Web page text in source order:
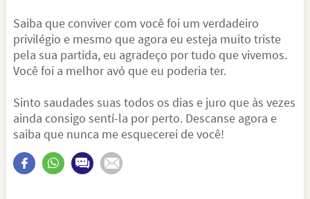
Saiba que conviver com você foi um verdadeiro
privilégio e mesmo que agora eu esteja muito triste
pela sua partida, eu agradeço por tudo que vivemos.
Você foi a melhor avó que eu poderia ter.
Sinto saudades suas todos os dias e juro que às vezes
ainda consigo sentí-la por perto. Descanse agora e
saiba que nunca me esquecerei de você!